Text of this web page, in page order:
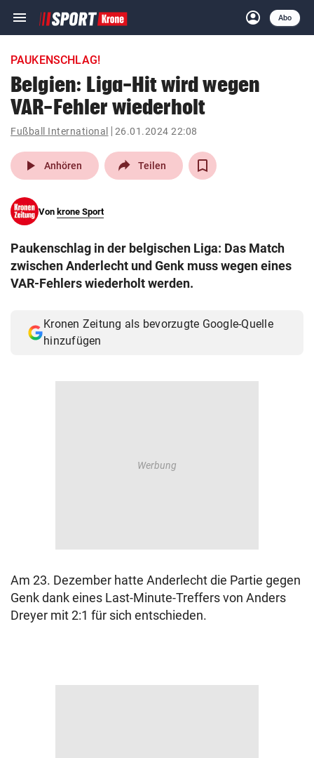
menu Navigation
ein-/ausklappen
account_circle
Anmelden
Abo
close Schließen
account_circle Anmelden
pin_drop
Wien arrow_right
search
eingeben
© Krone Multimedia GmbH & Co KG 2026
Muthgasse 2, 1190 Wien
PAUKENSCHLAG!
Belgien: Liga-Hit wird wegen
VAR-Fehler wiederholt
Fußball International 26.01.2024 22:08
play_arrow Anhören Teilen
Von krone Sport
Paukenschlag in der belgischen Liga: Das Match
zwischen Anderlecht und Genk muss wegen eines
VAR-Fehlers wiederholt werden.
Kronen Zeitung als bevorzugte Google-Quelle
hinzufügen
Am 23. Dezember hatte Anderlecht die Partie gegen
Genk dank eines Last-Minute-Treffers von Anders
Dreyer mit 2:1 für sich entschieden.